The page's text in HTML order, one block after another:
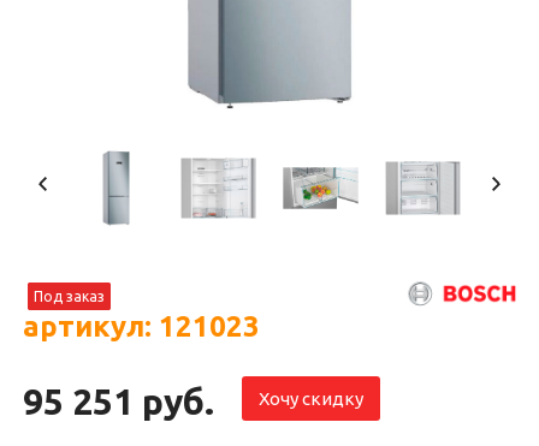
Под заказ
артикул: 121023
95 251 руб. Хочу скидку